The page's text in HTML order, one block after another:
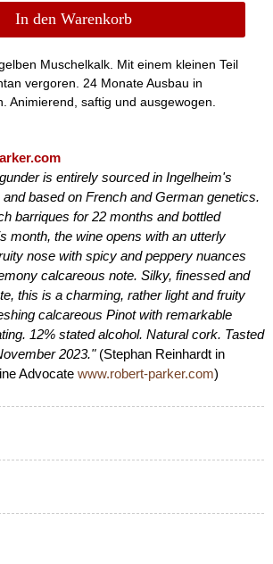
In den Warenkorb
Muschelkalk. Mit einem kleinen Teil
vergoren. 24 Monate Ausbau in
Animierend, saftig und ausgewogen.
is entirely sourced in Ingelheim's
based on French and German genetics.
barriques for 22 months and bottled
month, the wine opens with an utterly
nose with spicy and peppery nuances
calcareous note. Silky, finessed and
this is a charming, rather light and fruity
calcareous Pinot with remarkable
12% stated alcohol. Natural cork. Tasted
2023."(Stephan Reinhardt in
Advocate www.robert-parker.com)